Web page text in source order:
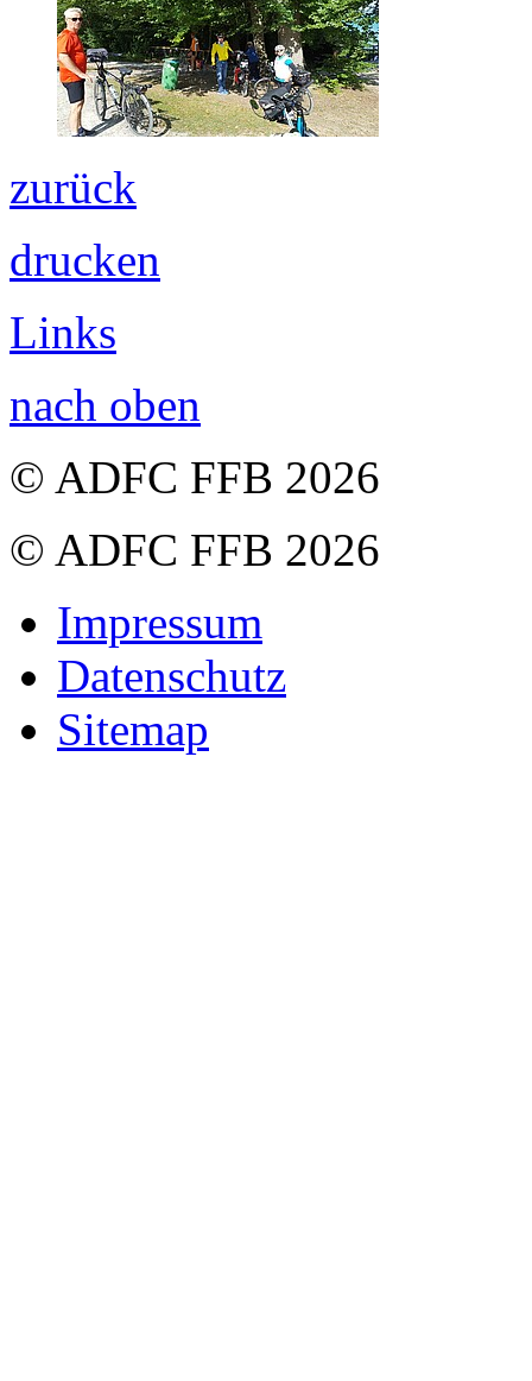
zurück
drucken
Links
nach oben
© ADFC FFB 2026
© ADFC FFB 2026
Impressum
Datenschutz
Sitemap